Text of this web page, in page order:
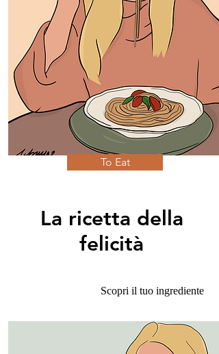
To Eat
La ricetta della
felicità
Scopri il tuo ingrediente